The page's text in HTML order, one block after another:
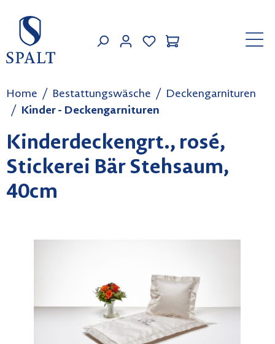
Zum Hauptinhalt springen
MEIN KONTO
Home Bestattungswäsche
Deckengarnituren
Kinder - Deckengarnituren
Kinderdeckengrt., rosé,
Stickerei Bär Stehsaum,
40cm